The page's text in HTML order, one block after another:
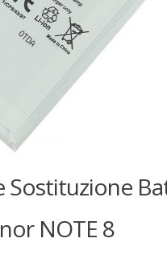
Sostituzione
NOTE 8